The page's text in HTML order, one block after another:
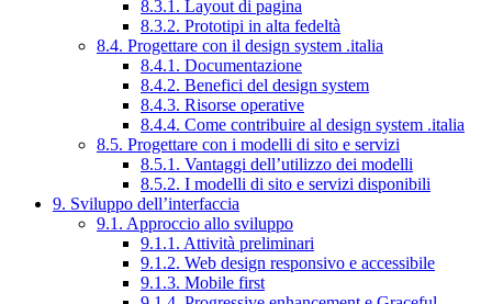
8.3.1. Layout di pagina
8.3.2. Prototipi in alta fedeltà
8.4. Progettare con il design system .italia
8.4.1. Documentazione
8.4.2. Benefici del design system
8.4.3. Risorse operative
8.4.4. Come contribuire al design system .italia
8.5. Progettare con i modelli di sito e servizi
8.5.1. Vantaggi dell’utilizzo dei modelli
8.5.2. I modelli di sito e servizi disponibili
9. Sviluppo dell’interfaccia
9.1. Approccio allo sviluppo
9.1.1. Attività preliminari
9.1.2. Web design responsivo e accessibile
9.1.3. Mobile first